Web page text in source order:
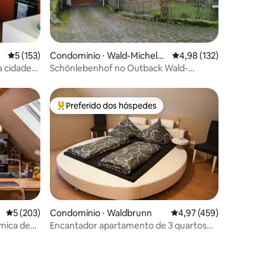
5 de uma avaliação média de 5, 153 avaliações
5 (153)
cidade
Condomínio ⋅ Wald-Michelba
ch
4,98 de uma avaliação
4,98 (132)
Schönlebenhof no Outback Wald-
hóspedes
5 de uma avaliação média de 5, 203 avaliações
5 (203)
de
Entre os melhores preferidos dos hóspedes
Preferido dos hóspedes
Condomínio ⋅ Waldbrunn 4,97 de uma avaliação
4,97 (459)
Encantador apartamento de 3 quartos